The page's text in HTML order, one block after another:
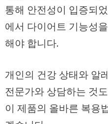
통해 안전성이 입증되
에서 다이어트 기능성
해야 합니다.
개인의 건강 상태와 알
전문가와 상담하는 것
이 제품의 올바른 복용